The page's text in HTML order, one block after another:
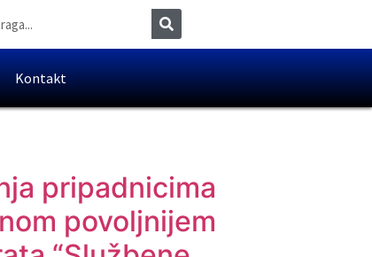
Kontakt
pripadnicima
povoljnijem